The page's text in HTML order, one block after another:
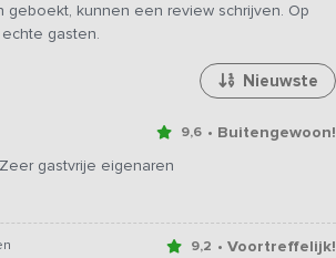
kunnen een review schrijven. Op
gasten.
Nieuwste
9,6 • Buitengewoon!
gastvrije eigenaren
9,2 • Voortreffelijk!